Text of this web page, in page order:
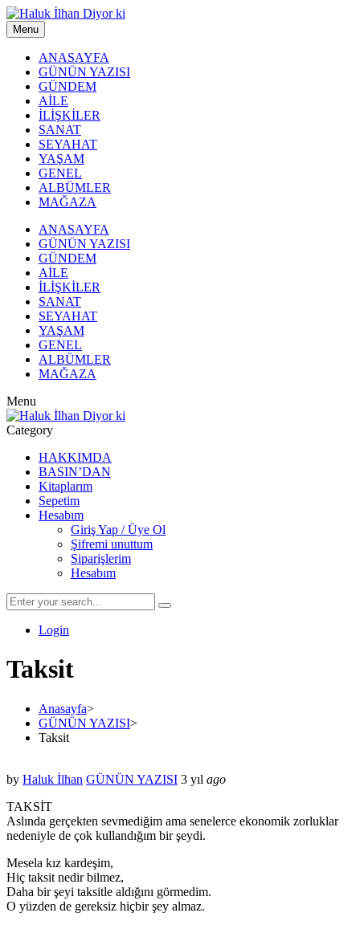
Menu
ANASAYFA
GÜNÜN YAZISI
GÜNDEM
AİLE
İLİŞKİLER
SANAT
SEYAHAT
YAŞAM
GENEL
ALBÜMLER
MAĞAZA
ANASAYFA
GÜNÜN YAZISI
GÜNDEM
AİLE
İLİŞKİLER
SANAT
SEYAHAT
YAŞAM
GENEL
ALBÜMLER
MAĞAZA
Menu
Category
HAKKIMDA
BASIN’DAN
Kitaplarım
Sepetim
Hesabım
Giriş Yap / Üye Ol
Şifremi unuttum
Siparişlerim
Hesabım
Login
Taksit
Anasayfa>
GÜNÜN YAZISI>
Taksit
by Haluk İlhan GÜNÜN YAZISI 3 yıl ago
TAKSİT
Aslında gerçekten sevmediğim ama senelerce ekonomik zorluklar
nedeniyle de çok kullandığım bir şeydi.
Mesela kız kardeşim,
Hiç taksit nedir bilmez,
Daha bir şeyi taksitle aldığını görmedim.
O yüzden de gereksiz hiçbir şey almaz.